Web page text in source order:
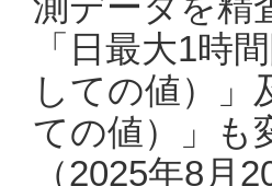
「日最大1時
しての値）」
ての値）」も
（2025年8月